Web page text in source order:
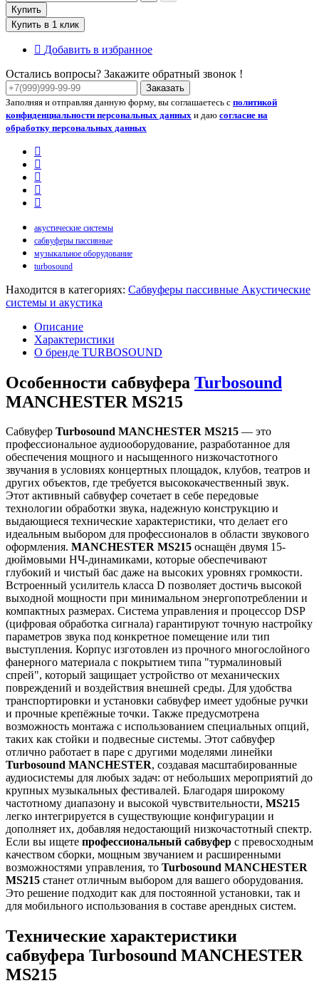
Купить
Купить в 1 клик
Добавить в избранное
Остались вопросы? Закажите обратный звонок !
Заказать
Заполняя и отправляя данную форму, вы соглашаетесь с политикой
конфиденциальности персональных данных и даю согласие на
обработку персональных данных
акустические системы
сабвуферы пассивные
музыкальное оборудование
turbosound
Находится в категориях: Сабвуферы пассивные Акустические
системы и акустика
Описание
Характеристики
О бренде TURBOSOUND
Особенности сабвуфера Turbosound
MANCHESTER MS215
Сабвуфер Turbosound MANCHESTER MS215 — это
профессиональное аудиооборудование, разработанное для
обеспечения мощного и насыщенного низкочастотного
звучания в условиях концертных площадок, клубов, театров и
других объектов, где требуется высококачественный звук.
Этот активный сабвуфер сочетает в себе передовые
технологии обработки звука, надежную конструкцию и
выдающиеся технические характеристики, что делает его
идеальным выбором для профессионалов в области звукового
оформления. MANCHESTER MS215 оснащён двумя 15-
дюймовыми НЧ-динамиками, которые обеспечивают
глубокий и чистый бас даже на высоких уровнях громкости.
Встроенный усилитель класса D позволяет достичь высокой
выходной мощности при минимальном энергопотреблении и
компактных размерах. Система управления и процессор DSP
(цифровая обработка сигнала) гарантируют точную настройку
параметров звука под конкретное помещение или тип
выступления. Корпус изготовлен из прочного многослойного
фанерного материала с покрытием типа "турмалиновый
спрей", который защищает устройство от механических
повреждений и воздействия внешней среды. Для удобства
транспортировки и установки сабвуфер имеет удобные ручки
и прочные крепёжные точки. Также предусмотрена
возможность монтажа с использованием специальных опций,
таких как стойки и подвесные системы. Этот сабвуфер
отлично работает в паре с другими моделями линейки
Turbosound MANCHESTER, создавая масштабированные
аудиосистемы для любых задач: от небольших мероприятий до
крупных музыкальных фестивалей. Благодаря широкому
частотному диапазону и высокой чувствительности, MS215
легко интегрируется в существующие конфигурации и
дополняет их, добавляя недостающий низкочастотный спектр.
Если вы ищете профессиональный сабвуфер с превосходным
качеством сборки, мощным звучанием и расширенными
возможностями управления, то Turbosound MANCHESTER
MS215 станет отличным выбором для вашего оборудования.
Это решение подходит как для постоянной установки, так и
для мобильного использования в составе арендных систем.
Технические характеристики
сабвуфера Turbosound MANCHESTER
MS215